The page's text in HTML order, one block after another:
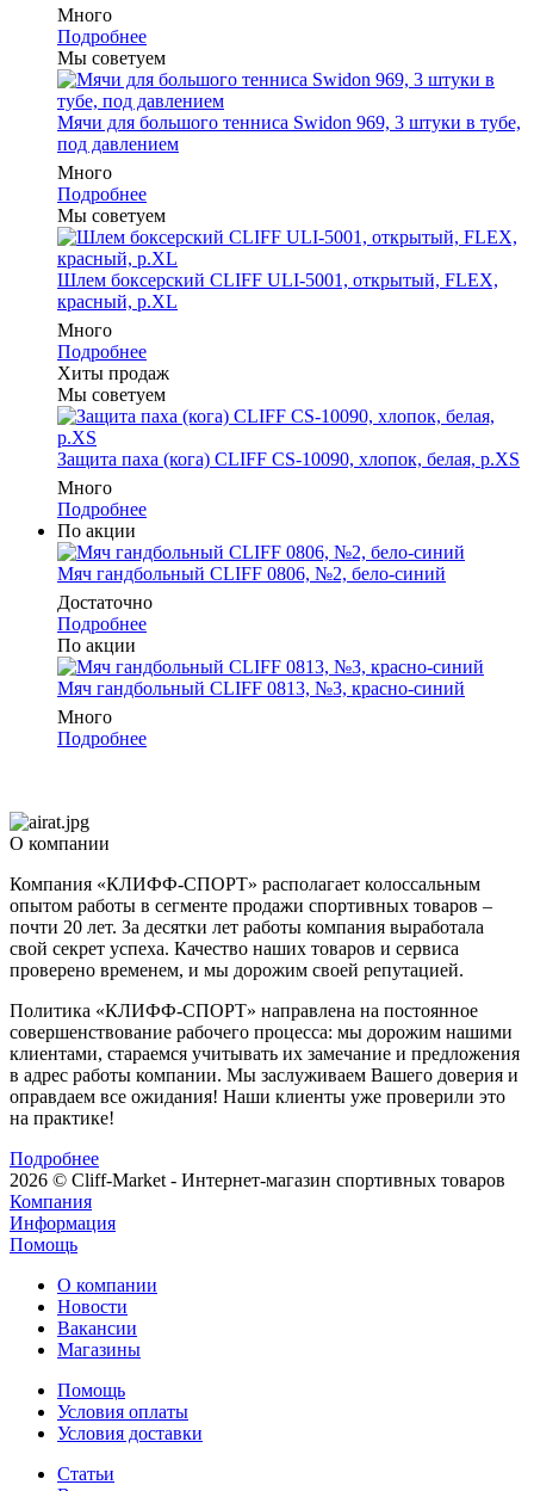
Много
Подробнее
Мы советуем
Мячи для большого тенниса Swidon 969, 3 штуки в тубе,
под давлением
Много
Подробнее
Мы советуем
Шлем боксерский CLIFF ULI-5001, открытый, FLEX,
красный, р.XL
Много
Подробнее
Хиты продаж
Мы советуем
Защита паха (кога) CLIFF CS-10090, хлопок, белая, р.XS
Много
Подробнее
По акции
Мяч гандбольный CLIFF 0806, №2, бело-синий
Достаточно
Подробнее
По акции
Мяч гандбольный CLIFF 0813, №3, красно-синий
Много
Подробнее
О компании
Компания «КЛИФФ-СПОРТ» располагает колоссальным
опытом работы в сегменте продажи спортивных товаров –
почти 20 лет. За десятки лет работы компания выработала
свой секрет успеха. Качество наших товаров и сервиса
проверено временем, и мы дорожим своей репутацией.
Политика «КЛИФФ-СПОРТ» направлена на постоянное
совершенствование рабочего процесса: мы дорожим нашими
клиентами, стараемся учитывать их замечание и предложения
в адрес работы компании. Мы заслуживаем Вашего доверия и
оправдаем все ожидания! Наши клиенты уже проверили это
на практике!
Подробнее
2026 © Cliff-Market - Интернет-магазин спортивных товаров
Компания
Информация
Помощь
О компании
Новости
Вакансии
Магазины
Помощь
Условия оплаты
Условия доставки
Статьи